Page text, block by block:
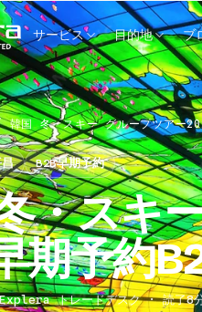
サービス 目的地 ブ
韓国 冬・スキー グループツアー
B2B早期予約
・スキ
期予約
トレードデスク · 読了8